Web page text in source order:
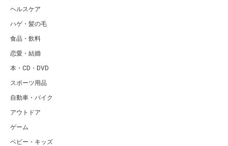
ヘルスケア
ハゲ・髪の毛
食品・飲料
恋愛・結婚
本・CD・DVD
スポーツ用品
自動車・バイク
アウトドア
ゲーム
ベビー・キッズ